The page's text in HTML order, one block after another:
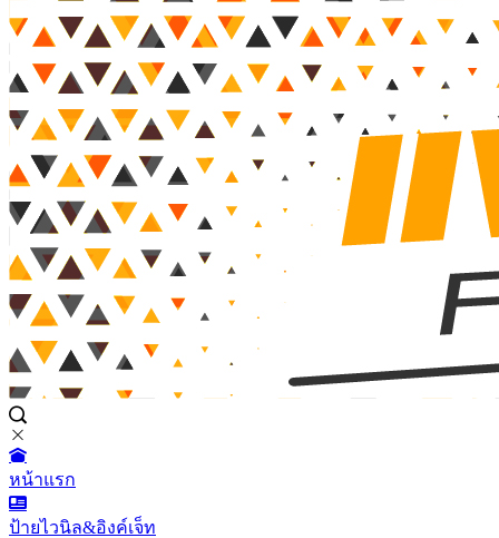
หน้าแรก
ป้ายไวนิล&อิงค์เจ็ท